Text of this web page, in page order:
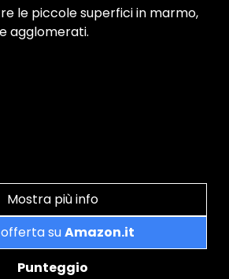
le piccole superfici in marmo,
agglomerati.
Mostra più info
suAmazon.it
Punteggio